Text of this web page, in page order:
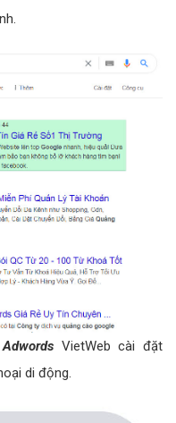
VietWeb cài đặt
di động.